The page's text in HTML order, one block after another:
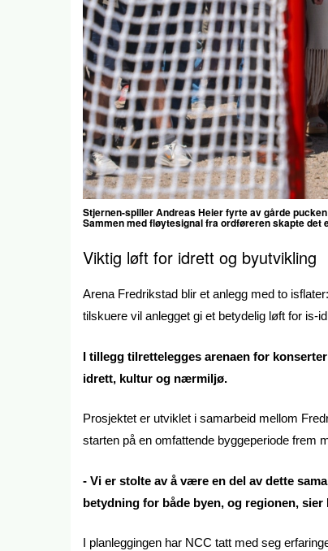
Stjernen-spiller Andreas Heier fyrte av gårde
Sammen med fløytesignal fra ordføreren skapte
Viktig løft for idrett og byutvikling
Arena Fredrikstad blir et anlegg med to
tilskuere vil anlegget gi et betydelig løft for is-
I tillegg tilrettelegges arenaen for
idrett, kultur og nærmiljø.
Prosjektet er utviklet i samarbeid mellom
starten på en omfattende byggeperiode frem
- Vi er stolte av å være en del av dette
betydning for både byen, og regionen,
I planleggingen har NCC tatt med seg